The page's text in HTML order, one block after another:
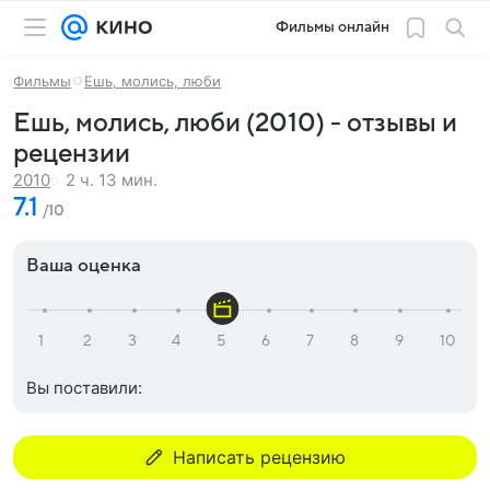
Фильмы онлайн
Фильмы Ешь, молись, люби
Ешь, молись, люби (2010) - отзывы и
рецензии
2010 2 ч. 13 мин.
7.1 /10
Ваша оценка
Вы поставили:
Написать рецензию